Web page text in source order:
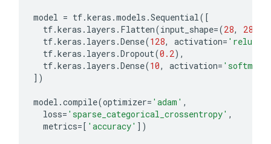
model = tf.keras .models .Sequential([
tf.keras . layers . Flatten(input_shape=(28, 28
tf.keras . layers .Dense(128, activation= 'relu'
tf.keras . layers .Dropout(0.2),
tf.keras . layers .Dense(10, activation= 'softmax'
])
model .compile(optimizer= 'adam' ,
loss= 'sparse_categorical_crossentropy' ,
metrics=[ 'accuracy' ])